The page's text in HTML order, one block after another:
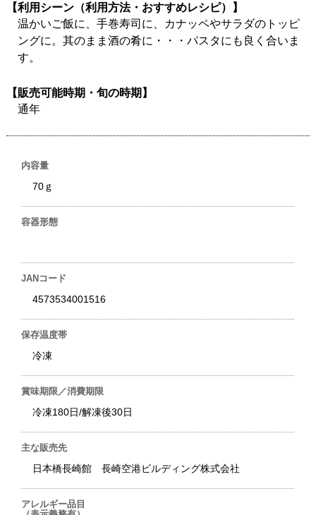
【利用シーン（利用方法・おすすめレシピ）】
温かいご飯に、手巻寿司に、カナッペやサラダのトッピ
ングに。其のまま酒の肴に・・・パスタにも良く合いま
す。
【販売可能時期・旬の時期】
通年
内容量
70ｇ
容器形態
JANコード
4573534001516
保存温度帯
冷凍
賞味期限／消費期限
冷凍180日/解凍後30日
主な販売先
日本橋長崎館 長崎空港ビルディング株式会社
アレルギー品目